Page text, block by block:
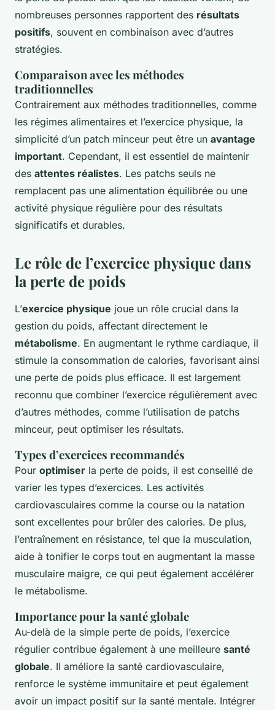
nombreuses personnes rapportent des résultats
positifs, souvent en combinaison avec d’autres
stratégies.
Comparaison avec les méthodes
traditionnelles
Contrairement aux méthodes traditionnelles, comme
les régimes alimentaires et l’exercice physique, la
simplicité d’un patch minceur peut être un avantage
important. Cependant, il est essentiel de maintenir
des attentes réalistes. Les patchs seuls ne
remplacent pas une alimentation équilibrée ou une
activité physique régulière pour des résultats
significatifs et durables.
Le rôle de l’exercice physique dans
la perte de poids
L’exercice physique joue un rôle crucial dans la
gestion du poids, affectant directement le
métabolisme. En augmentant le rythme cardiaque, il
stimule la consommation de calories, favorisant ainsi
une perte de poids plus efficace. Il est largement
reconnu que combiner l’exercice régulièrement avec
d’autres méthodes, comme l’utilisation de patchs
minceur, peut optimiser les résultats.
Types d’exercices recommandés
Pour optimiser la perte de poids, il est conseillé de
varier les types d’exercices. Les activités
cardiovasculaires comme la course ou la natation
sont excellentes pour brûler des calories. De plus,
l’entraînement en résistance, tel que la musculation,
aide à tonifier le corps tout en augmentant la masse
musculaire maigre, ce qui peut également accélérer
le métabolisme.
Importance pour la santé globale
Au-delà de la simple perte de poids, l’exercice
régulier contribue également à une meilleure santé
globale. Il améliore la santé cardiovasculaire,
renforce le système immunitaire et peut également
avoir un impact positif sur la santé mentale. Intégrer